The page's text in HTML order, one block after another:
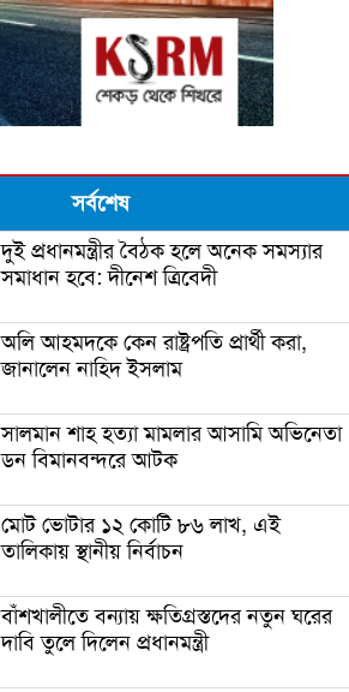
সর্বশেষ
দুই প্রধানমন্ত্রীর বৈঠক হলে অনেক সমস্যার
সমাধান হবে: দীনেশ ত্রিবেদী
অলি আহমদকে কেন রাষ্ট্রপতি প্রার্থী করা,
জানালেন নাহিদ ইসলাম
সালমান শাহ হত্যা মামলার আসামি অভিনেতা
ডন বিমানবন্দরে আটক
মোট ভোটার ১২ কোটি ৮৬ লাখ, এই
তালিকায় স্থানীয় নির্বাচন
বাঁশখালীতে বন্যায় ক্ষতিগ্রস্তদের নতুন ঘরের
দাবি তুলে দিলেন প্রধানমন্ত্রী